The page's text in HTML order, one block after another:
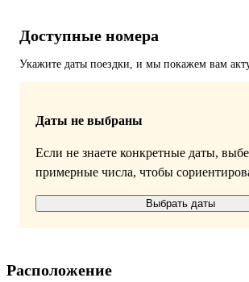
Доступные номера
Укажите даты поездки, и мы покажем вам
Даты не выбраны
Если не знаете конкретные даты,
примерные числа, чтобы
Выбрать даты
Расположение